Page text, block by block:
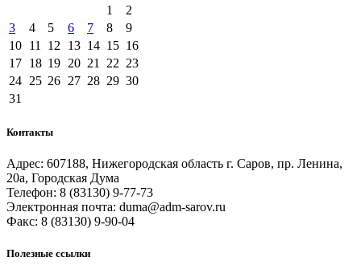
1
2
3
4 5 6 7 8
9
10 11 12 13 14 15 16
17 18 19 20 21 22 23
24 25 26 27 28 29 30
31
Контакты
Адрес: 607188, Нижегородская область г. Саров, пр. Ленина,
20а, Городская Дума
Телефон: 8 (83130) 9-77-73
Электронная почта: duma@adm-sarov.ru
Факс: 8 (83130) 9-90-04
Полезные ссылки